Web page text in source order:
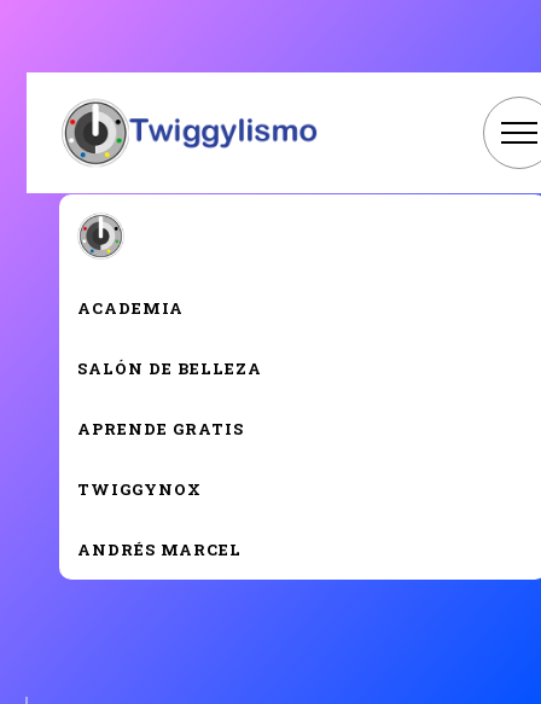
ACADEMIA
SALÓN DE BELLEZA
APRENDE GRATIS
TWIGGYNOX
ANDRÉS MARCEL
Aprende estilismo profesional y conviértete
Una formación completa en moldeados, corte, color y
cero y construir una carrera real en la industria de la belleza.